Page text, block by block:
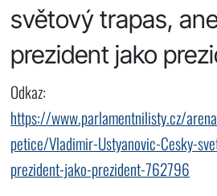
světový trapas,
prezident jako
Odkaz:
https://www.parlamentnilisty.cz/
petice/Vladimir-Ustyanovic-Cesky-
prezident-jako-prezident-762796